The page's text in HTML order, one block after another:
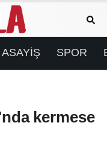
ASAYİŞ SPOR
kermese